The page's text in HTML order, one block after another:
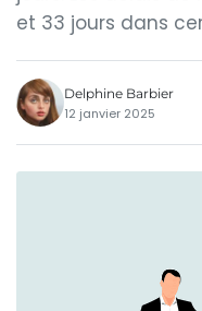
et 33 jours dans
Delphine Barbier
12 janvier 2025